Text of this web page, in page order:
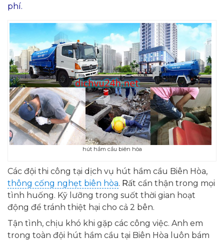
phí.
hút hầm cầu biên hòa
Các đội thi công tại dịch vụ hút hầm cầu Biên Hòa,
thông cống nghẹt biên hòa. Rất cẩn thận trong mọi
tình huống. Kỹ lưỡng trong suốt thời gian hoạt
động để tránh thiệt hại cho cả 2 bên.
Tận tình, chịu khó khi gặp các công việc. Anh em
trong toàn đội hút hầm cầu tại Biên Hòa luôn bám